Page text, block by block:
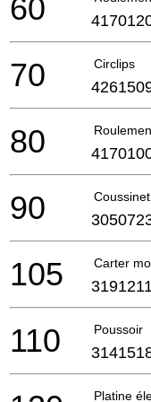
60
Circlips
70
80
Coussinet
90
Carter
105
Poussoir
110
Platine